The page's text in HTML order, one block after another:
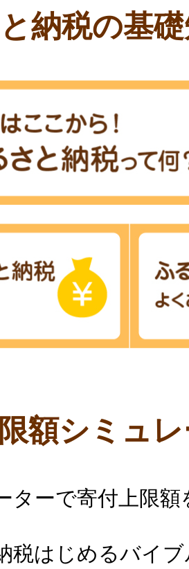
納税の基
額シミュ
ターで寄付上限
税はじめるバイ